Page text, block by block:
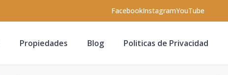
FacebookInstagramYouTube
Propiedades Blog Politicas de Privacidad